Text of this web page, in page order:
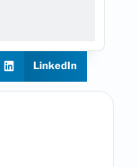
LinkedIn